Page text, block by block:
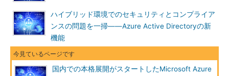
今後、国内ISVからは、さまざまなアプリケーションやサービ
スが登録、提供される予定とのことです。現在、国内向けに日本
語化された「Azure Marketplaceのポータル」や、「Azureの新
しい管理ポータル
（ 画面1 、 画面2 ）。
ハイブリッド環境でのセキュリティとコンプライア
ンスの問題を一掃――Azure Active Directoryの新
機能
国内での本格展開がスタートしたMicrosoft Azure